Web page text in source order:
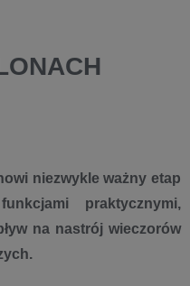
niezwykle ważny etap
praktycznymi,
na nastrój wieczorów